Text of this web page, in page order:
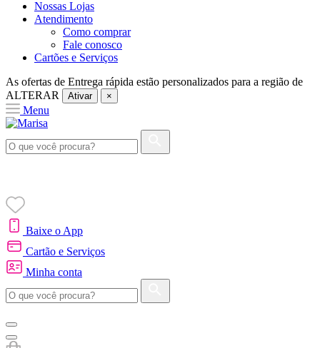
Nossas Lojas
Atendimento
Como comprar
Fale conosco
Cartões e Serviços
As ofertas de Entrega rápida estão personalizados para a região de
ALTERAR
Ativar ×
Menu
Baixe o App
Cartão e Serviços
Minha conta